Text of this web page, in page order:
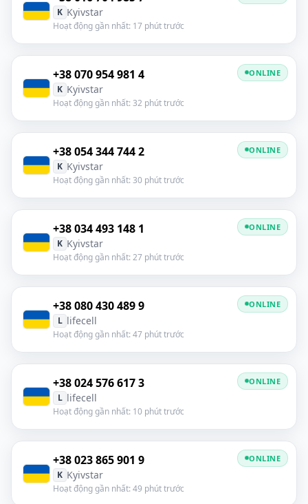
K Kyivstar
Hoạt động gần nhất: 17 phút trước
+38 070 954 981 4
K Kyivstar
Hoạt động gần nhất: 32 phút trước
ONLINE
+38 054 344 744 2
K Kyivstar
Hoạt động gần nhất: 30 phút trước
ONLINE
+38 034 493 148 1
K Kyivstar
Hoạt động gần nhất: 27 phút trước
ONLINE
+38 080 430 489 9
L lifecell
Hoạt động gần nhất: 47 phút trước
ONLINE
+38 024 576 617 3
L lifecell
Hoạt động gần nhất: 10 phút trước
ONLINE
+38 023 865 901 9
K Kyivstar
Hoạt động gần nhất: 49 phút trước
ONLINE